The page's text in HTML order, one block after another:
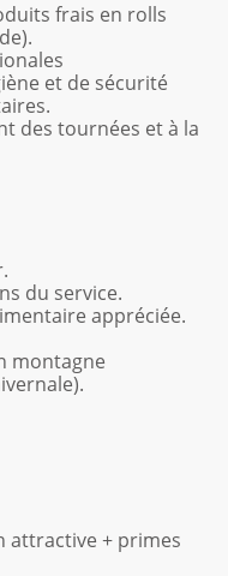
frais en rolls
et de sécurité
des tournées et à la
du service.
appréciée.
montagne
attractive + primes